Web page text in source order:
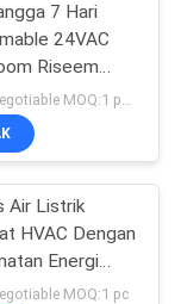
110
113
7 Hari
24VAC
Riseem
Pemanasan
Air Listrik
HVAC Dengan
Energi
MOQ:1 pc